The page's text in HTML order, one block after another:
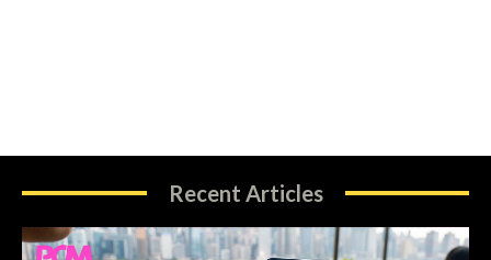
Recent Articles